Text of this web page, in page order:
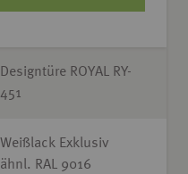
Designtüre ROYAL RY-
451
Weißlack Exklusiv
ähnl. RAL 9016